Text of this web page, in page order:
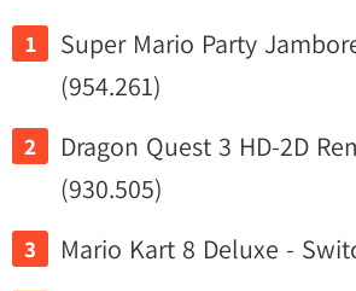
Super Mario Party
(954.261)
Dragon Quest 3 HD-2D
(930.505)
Mario Kart 8 Deluxe -